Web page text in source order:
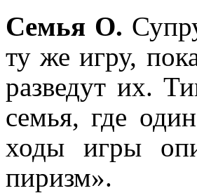
Семья О.
ту же игру,
разведут их.
семья, где
ходы игры
пиризм».